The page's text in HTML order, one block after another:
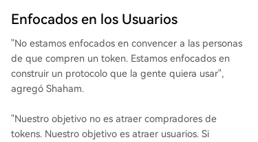
Enfocados en los Usuarios
"No estamos enfocados en convencer a las personas
de que compren un token. Estamos enfocados en
construir un protocolo que la gente quiera usar",
agregó Shaham.
"Nuestro objetivo no es atraer compradores de
tokens. Nuestro objetivo es atraer usuarios. Si